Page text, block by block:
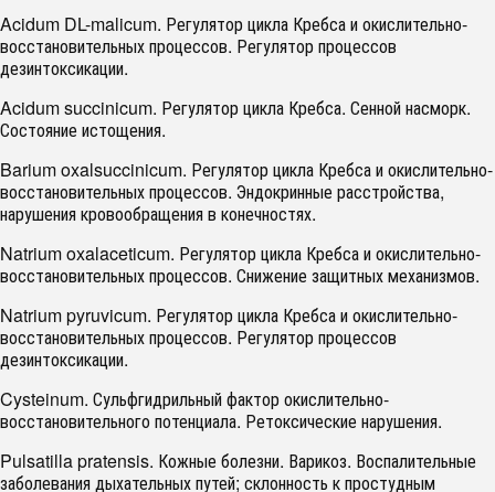
Acidum DL-malicum. Регулятор цикла Кребса и окислительно-
восстановительных процессов. Регулятор процессов
дезинтоксикации.
Acidum succinicum. Регулятор цикла Кребса. Сенной насморк.
Состояние истощения.
Barium oxalsuccinicum. Регулятор цикла Кребса и окислительно-
восстановительных процессов. Эндокринные расстройства,
нарушения кровообращения в конечностях.
Natrium oxalaceticum. Регулятор цикла Кребса и окислительно-
восстановительных процессов. Снижение защитных механизмов.
Natrium pyruvicum. Регулятор цикла Кребса и окислительно-
восстановительных процессов. Регулятор процессов
дезинтоксикации.
Cysteinum. Сульфгидрильный фактор окислительно-
восстановительного потенциала. Ретоксические нарушения.
Pulsatilla pratensis. Кожные болезни. Варикоз. Воспалительные
заболевания дыхательных путей; склонность к простудным